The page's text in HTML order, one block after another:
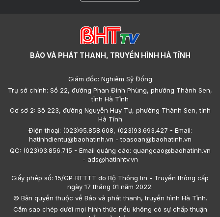
BÁO VÀ PHÁT THANH, TRUYỀN HÌNH HÀ TĨNH
Giám đốc: Nghiêm Sỹ Đống
Trụ sở chính: Số 22, đường Phan Đình Phùng, phường Thành Sen,
tỉnh Hà Tĩnh
Cơ sở 2: Số 223, đường Nguyễn Huy Tự, phường Thành Sen, tỉnh
Hà Tĩnh
Điện thoại: (023)95.858.608, (023)93.693.427 - Email:
hatinhdientu@baohatinh.vn - toasoan@baohatinh.vn
QC: (023)93.856.715 - Email quảng cáo: quangcao@baohatinh.vn
- ads@hatinhtv.vn
Giấy phép số: 15/GP-BTTTT do Bộ Thông tin - Truyền thông cấp
ngày 17 tháng 01 năm 2022.
© Bản quyền thuộc về Báo và phát thanh, truyền hình Hà Tĩnh.
Cấm sao chép dưới mọi hình thức nếu không có sự chấp thuận